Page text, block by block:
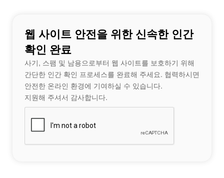
웹 사이트 안전을 위한 신속한 인간
확인 완료
사기, 스팸 및 남용으로부터 웹 사이트를 보호하기 위해
간단한 인간 확인 프로세스를 완료해 주세요. 협력하시면
안전한 온라인 환경에 기여하실 수 있습니다.
지원해 주셔서 감사합니다.